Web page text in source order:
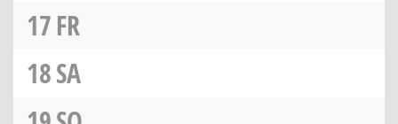
17FR
18SA